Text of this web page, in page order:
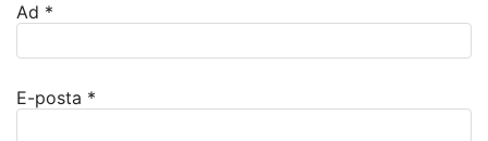
Ad *
E-posta *